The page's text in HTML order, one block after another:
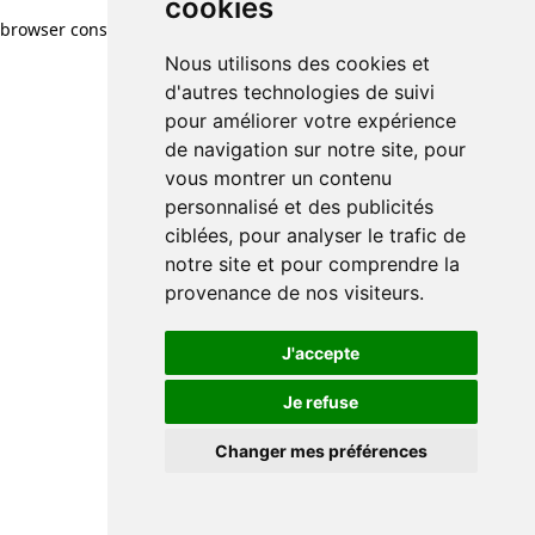
cookies
Nous utilisons des cookies et
d'autres technologies de suivi
pour améliorer votre expérience
de navigation sur notre site, pour
vous montrer un contenu
personnalisé et des publicités
ciblées, pour analyser le trafic de
notre site et pour comprendre la
provenance de nos visiteurs.
J'accepte
Je refuse
Changer mes préférences
browser console for more information)